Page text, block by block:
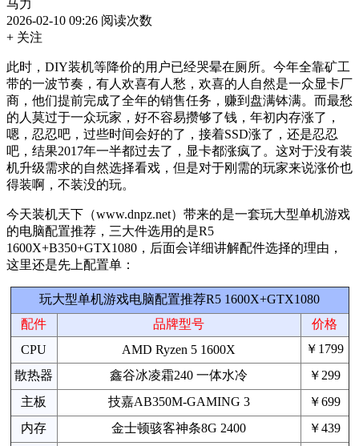
马力
2026-02-10 09:26 阅读次数
+ 关注
此时，DIY装机等降价的用户已经哭晕在厕所。今年全靠矿工
带的一波节奏，有人欢喜有人愁，欢喜的人自然是一众显卡厂
商，他们提前完成了全年的销售任务，赚到盘满钵满。而最愁
的人莫过于一众玩家，好不容易攒够了钱，年初内存涨了，
嗯，忍忍吧，过些时间会好的了，接着SSD涨了，还是忍忍
吧，结果2017年一半都过去了，显卡都涨疯了。这对于没有装
机升级需求的自然选择看戏，但是对于刚需的玩家来说涨价也
得装啊，不装没的玩。
今天装机天下（www.dnpz.net）带来的是一套玩大型单机游戏
的电脑配置推荐，三大件选用的是R5
1600X+B350+GTX1080，后面会详细讲解配件选择的理由，
这里还是先上配置单：
玩大型单机游戏电脑配置推荐R5 1600X+GTX1080
配件
品牌型号
价格
CPU
AMD Ryzen 5 1600X
￥1799
散热器
鑫谷冰凌霜240 一体水冷
￥299
主板
技嘉AB350M-GAMING 3
￥699
内存
金士顿骇客神条8G 2400
￥439